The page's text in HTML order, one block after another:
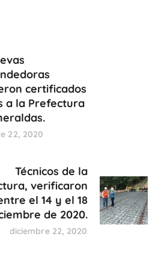
certificados
a la Prefectura
22, 2020
Técnicos de la
verificaron
el 14 y el 18
de 2020.
diciembre 22, 2020